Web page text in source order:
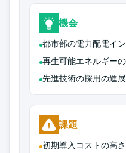
機会
都市部の電力配電イ
再生可能エネルギー
先進技術の採用の進展
課題
初期導入コストの高さ